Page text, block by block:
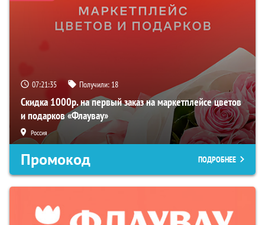
07:21:34 Получили: 18
Скидка 1000р. на первый заказ на маркетплейсе цветов
и подарков «Флаувау»
Россия
Промокод ПОДРОБНЕЕ